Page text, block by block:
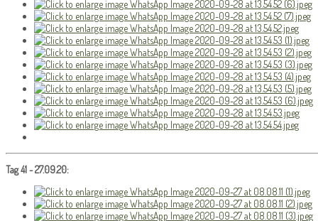
Tag 41 - 27.09.20: